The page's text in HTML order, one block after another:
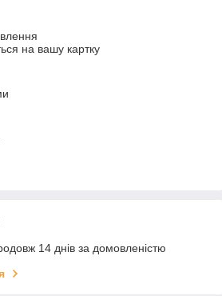
на вашу картку
14 днів за домовленістю